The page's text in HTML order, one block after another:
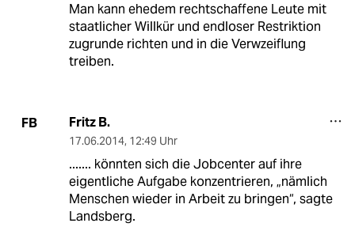
Man kann ehedem rechtschaffene Leute mit
staatlicher Willkür und endloser Restriktion
zugrunde richten und in die Verwzeiflung
treiben.
FB Fritz B.
17.06.2014, 12:49 Uhr
....... könnten sich die Jobcenter auf ihre
eigentliche Aufgabe konzentrieren, „nämlich
Menschen wieder in Arbeit zu bringen“, sagte
Landsberg.